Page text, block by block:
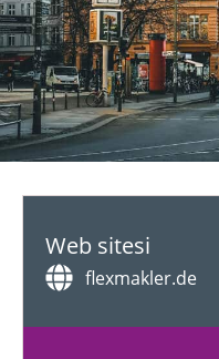
Web sitesi
flexmakler.de